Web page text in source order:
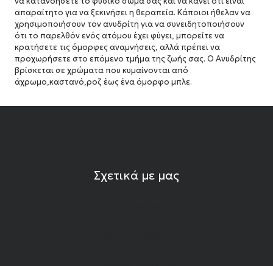
απαραίτητο για να ξεκινήσει η θεραπεία.Κάποιοι ήθελαν να
χρησιμοποιήσουν τον ανυδρίτη για να συνειδητοποιήσουν
ότι το παρελθόν ενός ατόμου έχει φύγει, μπορείτε να
κρατήσετε τις όμορφες αναμνήσεις, αλλά πρέπει να
προχωρήσετε στο επόμενο τμήμα της ζωής σας. ΟΑνυδρίτης
βρίσκεται σε χρώματα που κυμαίνονται από
άχρωμο,καστανό,ροζ έως ένα όμορφο μπλε.
Σχετικά με μας